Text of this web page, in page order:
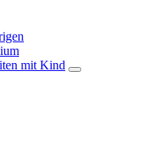
mit Kind